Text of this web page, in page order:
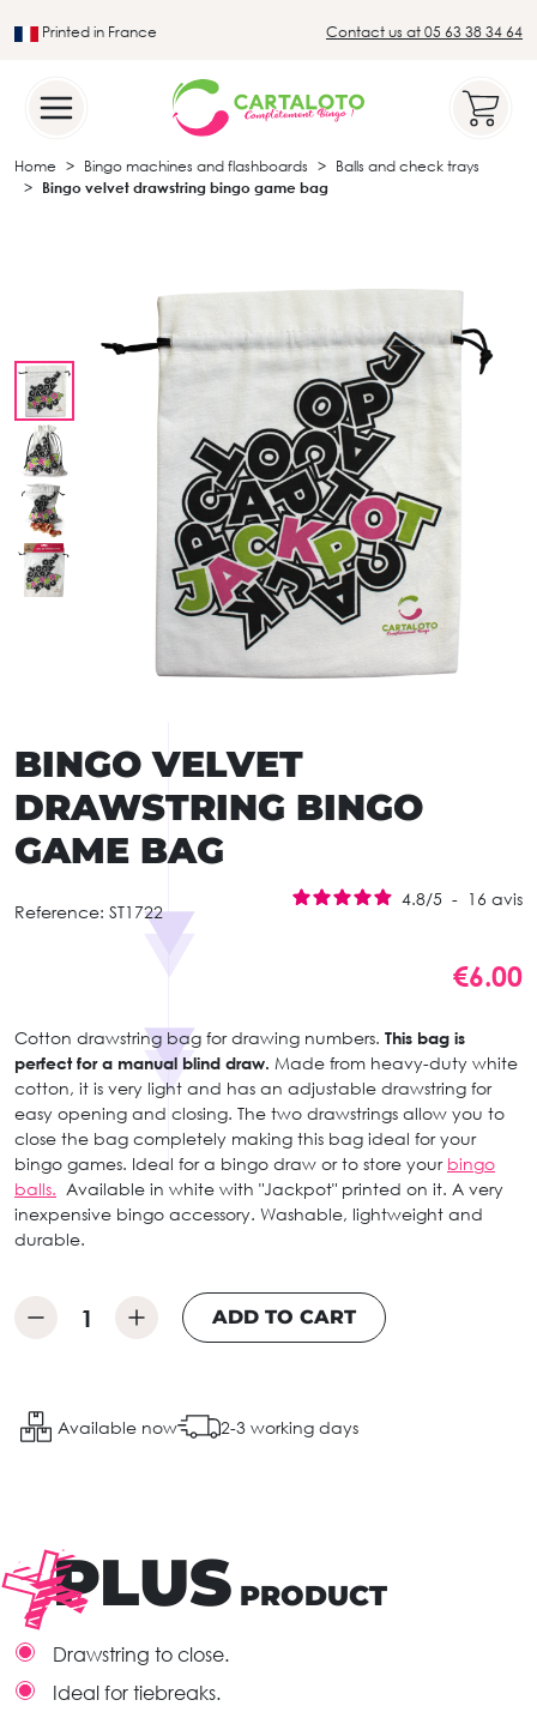
Printed in France Contact us at 05 63 38 34 64
Home Bingo machines and flashboards
Balls and check trays
Bingo velvet drawstring bingo game bag
BINGO VELVET
DRAWSTRING BINGO
GAME BAG
Reference: ST1722
4.8/5 - 16 avis
€6.00
Cotton drawstring bag for drawing numbers. This bag is
perfect for a manual blind draw. Made from heavy-duty white
cotton, it is very light and has an adjustable drawstring for
easy opening and closing. The two drawstrings allow you to
close the bag completely making this bag ideal for your
bingo games. Ideal for a bingo draw or to store your bingo
balls. Available in white with "Jackpot" printed on it. A very
inexpensive bingo accessory. Washable, lightweight and
durable.
ADD TO CART
Available now 2-3 working days
PLUS PRODUCT
Drawstring to close.
Ideal for tiebreaks.